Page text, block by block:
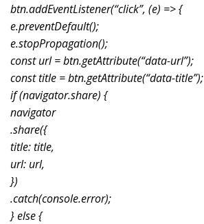
btn.addEventListener(“click”, (e) => {
e.preventDefault();
e.stopPropagation();
const url = btn.getAttribute(“data-url”);
const title = btn.getAttribute(“data-title”);
if (navigator.share) {
navigator
.share({
title: title,
url: url,
})
.catch(console.error);
} else {